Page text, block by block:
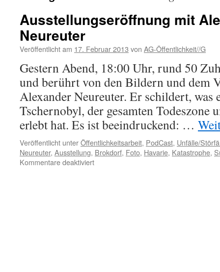
Ausstellungseröffnung mit
Neureuter
Veröffentlicht am 17. Februar 2013 von AG-Öffentlichkeit//G
Gestern Abend, 18:00 Uhr, rund 50
und berührt von den Bildern und dem
Alexander Neureuter. Er schildert, was
Tschernobyl, der gesamten Todeszone
erlebt hat. Es ist beeindruckend: …
Veröffentlicht unterÖffentlichkeitsarbeit, PodCast, Unfälle/
Neureuter, Ausstellung, Brokdorf, Foto, Havarie, Katastrophe,
Kommentare deaktiviertfür